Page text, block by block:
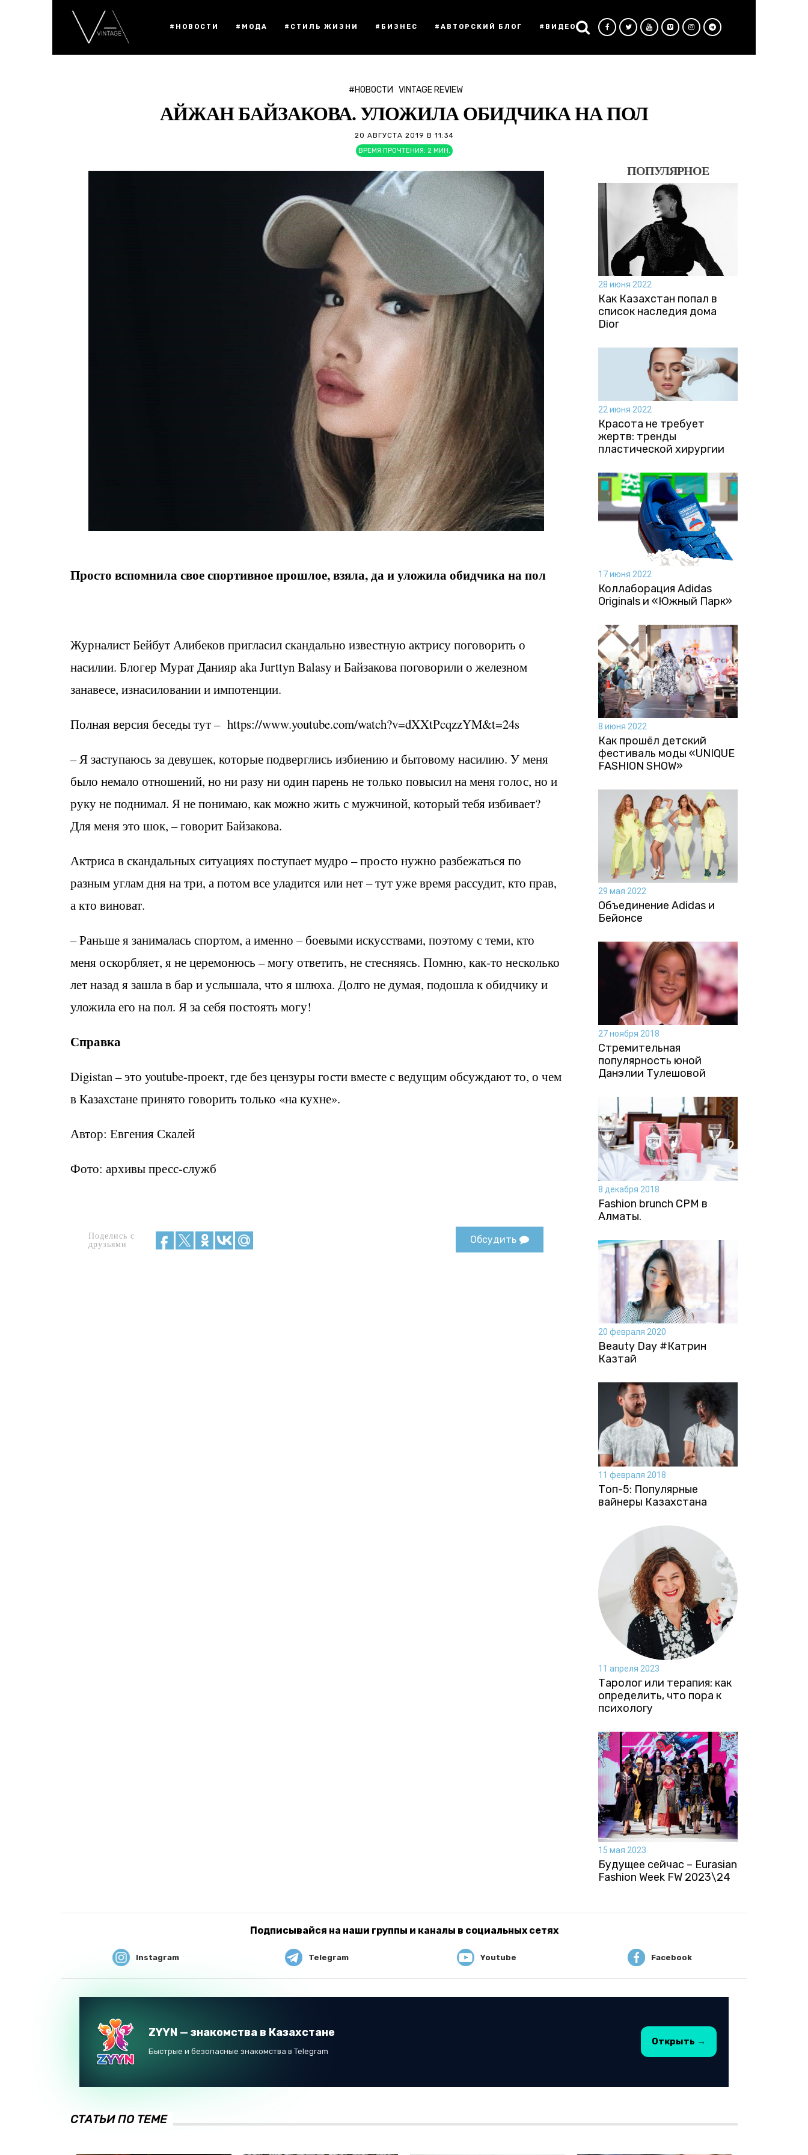
#НОВОСТИ #МОДА #СТИЛЬ ЖИЗНИ #БИЗНЕС #АВТОРСКИЙ БЛОГ #ВИДЕО
#НОВОСТИ VINTAGE REVIEW
АЙЖАН БАЙЗАКОВА. УЛОЖИЛА ОБИДЧИКА НА ПОЛ
20 АВГУСТА 2019 В 11:34
ВРЕМЯ ПРОЧТЕНИЯ: 2 МИН.
Просто вспомнила свое спортивное прошлое, взяла, да и уложила обидчика на пол
Журналист Бейбут Алибеков пригласил скандально известную актрису поговорить о
насилии. Блогер Мурат Данияр aka Jurttyn Balasy и Байзакова поговорили о железном
занавесе, изнасиловании и импотенции.
Полная версия беседы тут – https://www.youtube.com/watch?v=dXXtPcqzzYM&t=24s
– Я заступаюсь за девушек, которые подверглись избиению и бытовому насилию. У меня
было немало отношений, но ни разу ни один парень не только повысил на меня голос, но и
руку не поднимал. Я не понимаю, как можно жить с мужчиной, который тебя избивает?
Для меня это шок, – говорит Байзакова.
Актриса в скандальных ситуациях поступает мудро – просто нужно разбежаться по
разным углам дня на три, а потом все уладится или нет – тут уже время рассудит, кто прав,
а кто виноват.
– Раньше я занималась спортом, а именно – боевыми искусствами, поэтому с теми, кто
меня оскорбляет, я не церемонюсь – могу ответить, не стесняясь. Помню, как-то несколько
лет назад я зашла в бар и услышала, что я шлюха. Долго не думая, подошла к обидчику и
уложила его на пол. Я за себя постоять могу!
Справка
Digistan – это youtube-проект, где без цензуры гости вместе с ведущим обсуждают то, о чем
в Казахстане принято говорить только «на кухне».
Автор: Евгения Скалей
Фото: архивы пресс-служб
Поделись с
друзьями
Обсудить
ПОПУЛЯРНОЕ
28 июня 2022
Как Казахстан попал в
список наследия дома
Dior
22 июня 2022
Красота не требует
жертв: тренды
пластической хирургии
17 июня 2022
Коллаборация Аdidas
Originals и «Южный Парк»
8 июня 2022
Как прошёл детский
фестиваль моды «UNIQUE
FASHION SHOW»
29 мая 2022
Объединение Adidas и
Бейонсе
27 ноября 2018
Стремительная
популярность юной
Данэлии Тулешовой
8 декабря 2018
Fashion brunch CPM в
Алматы.
20 февраля 2020
Beauty Day #Катрин
Казтай
11 февраля 2018
Топ-5: Популярные
вайнеры Казахстана
11 апреля 2023
Таролог или терапия: как
определить, что пора к
психологу
15 мая 2023
Будущее сейчас – Eurasian
Fashion Week FW 2023\24
Подписывайся на наши группы и каналы в социальных сетях
Instagram Telegram Youtube Facebook
ZYYN — знакомства в Казахстане
Быстрые и безопасные знакомства в Telegram
Открыть →
СТАТЬИ ПО ТЕМЕ